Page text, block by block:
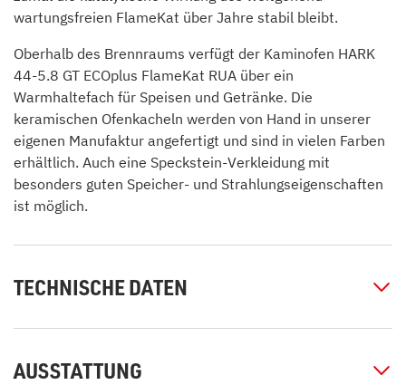
wartungsfreien FlameKat über Jahre stabil bleibt.
Oberhalb des Brennraums verfügt der Kaminofen HARK
44-5.8 GT ECOplus FlameKat RUA über ein
Warmhaltefach für Speisen und Getränke. Die
keramischen Ofenkacheln werden von Hand in unserer
eigenen Manufaktur angefertigt und sind in vielen Farben
erhältlich. Auch eine Speckstein-Verkleidung mit
besonders guten Speicher- und Strahlungseigenschaften
ist möglich.
TECHNISCHE DATEN
AUSSTATTUNG